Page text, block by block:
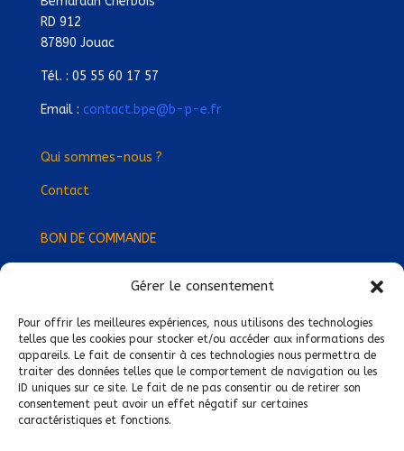
Gérer le consentement
Pour offrir les meilleures expériences, nous utilisons des technologies
telles que les cookies pour stocker et/ou accéder aux informations des
appareils. Le fait de consentir à ces technologies nous permettra de
traiter des données telles que le comportement de navigation ou les
ID uniques sur ce site. Le fait de ne pas consentir ou de retirer son
consentement peut avoir un effet négatif sur certaines
caractéristiques et fonctions.
RD 912
87890 Jouac
Tél. : 05 55 60 17 57
Email : contact.bpe@b-p-e.fr
Qui sommes-nous ?
Contact
BON DE COMMANDE
Devenez Délégué·e Régional·e !
Trouvez-nous près de chez vous !
Mentions légales
Conditions générales de vente
Politique de confidentialité